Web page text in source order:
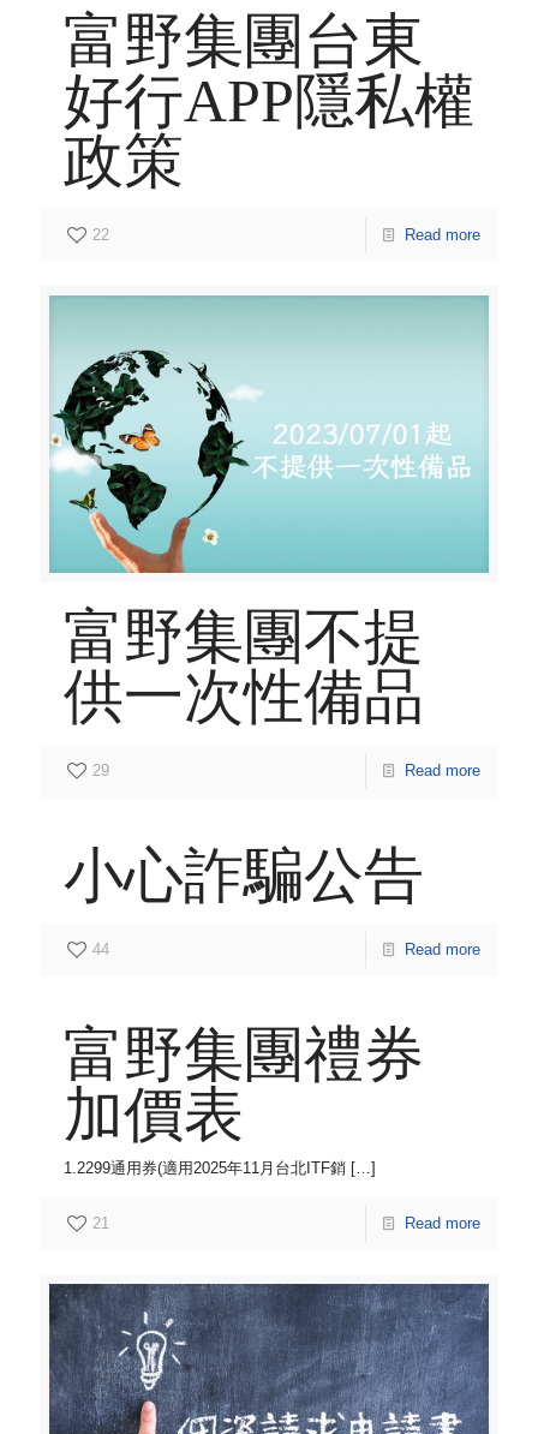
富野集團台東
好行APP隱私權
政策
22 Read more
富野集團不提
供一次性備品
29 Read more
小心詐騙公告
44 Read more
富野集團禮券
加價表
1.2299通用券(適用2025年11月台北ITF銷 […]
21 Read more